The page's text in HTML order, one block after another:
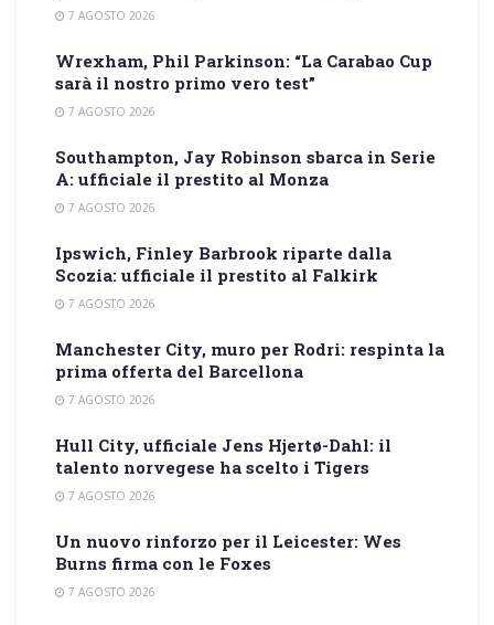
7 AGOSTO 2026
Wrexham, Phil Parkinson: “La Carabao Cup
sarà il nostro primo vero test”
7 AGOSTO 2026
Southampton, Jay Robinson sbarca in Serie
A: ufficiale il prestito al Monza
7 AGOSTO 2026
Ipswich, Finley Barbrook riparte dalla
Scozia: ufficiale il prestito al Falkirk
7 AGOSTO 2026
Manchester City, muro per Rodri: respinta la
prima offerta del Barcellona
7 AGOSTO 2026
Hull City, ufficiale Jens Hjertø-Dahl: il
talento norvegese ha scelto i Tigers
7 AGOSTO 2026
Un nuovo rinforzo per il Leicester: Wes
Burns firma con le Foxes
7 AGOSTO 2026